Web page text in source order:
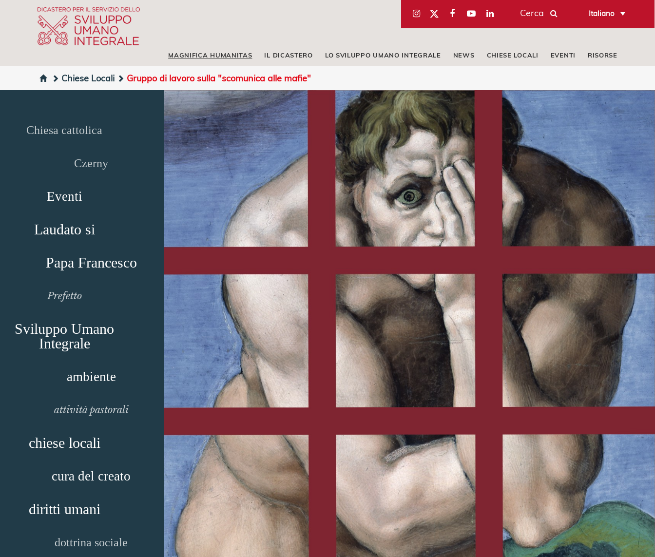
Cerca Italiano
MAGNIFICA HUMANITAS IL DICASTERO LO SVILUPPO UMANO INTEGRALE NEWS CHIESE LOCALI EVENTI RISORSE
Chiese Locali Gruppo di lavoro sulla "scomunica alle mafie"
Chiesa cattolica
Czerny
Eventi
Laudato si
Papa Francesco
Prefetto
Sviluppo Umano
Integrale
ambiente
attività pastorali
chiese locali
cura del creato
diritti umani
dottrina sociale